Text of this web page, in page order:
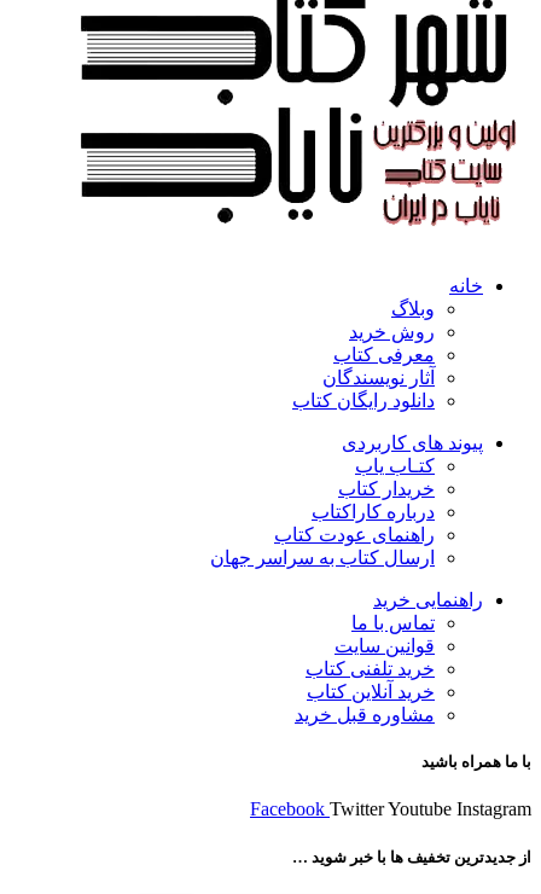
خانه
وبلاگ
روش خرید
معرفی کتاب
آثار نویسندگان
دانلود رایگان کتاب
پیوند های کاربردی
کتـاب یاب
خریدار کتاب
درباره کاراکتاب
راهنمای عودت کتاب
ارسال کتاب به سراسر جهان
راهنمایی خرید
تماس با ما
قوانین سایت
خرید تلفنی کتاب
خرید آنلاین کتاب
مشاوره قبل خرید
با ما همراه باشید
Facebook TwitterYoutube Instagram
از جدیدترین تخفیف ها با خبر شوید …